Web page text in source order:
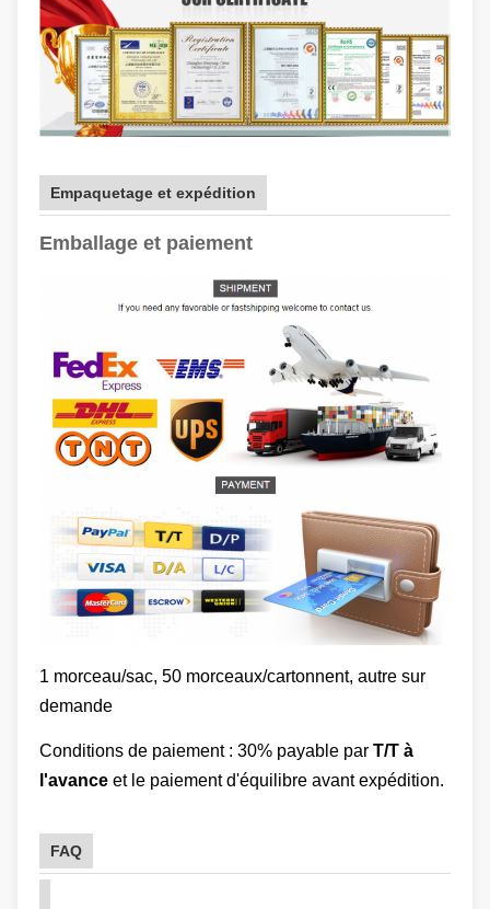
Empaquetage et expédition
Emballage et paiement
1 morceau/sac, 50 morceaux/cartonnent, autre sur
demande
Conditions de paiement : 30% payable par T/T à
l'avance et le paiement d'équilibre avant expédition.
FAQ